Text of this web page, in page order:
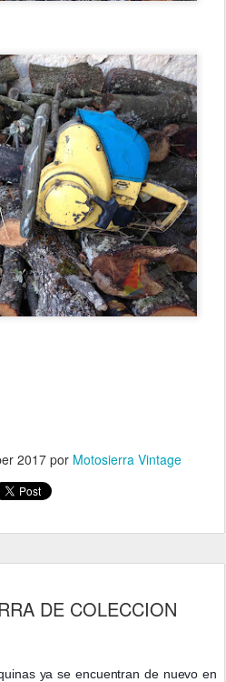
2017por Motosierra Vintage
DE COLECCION
ya se encuentran de nuevo en